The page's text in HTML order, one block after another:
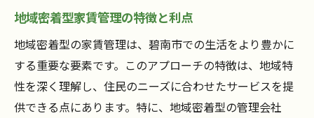
地域密着型家賃管理の特徴と利点
地域密着型の家賃管理は、碧南市での生活をより豊かに
する重要な要素です。このアプローチの特徴は、地域特
性を深く理解し、住民のニーズに合わせたサービスを提
供できる点にあります。特に、地域密着型の管理会社